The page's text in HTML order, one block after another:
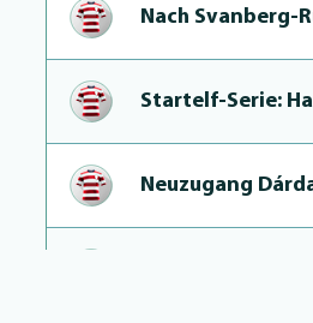
Nach Svan­berg-
Star­telf-Se­rie:
Neuzugang